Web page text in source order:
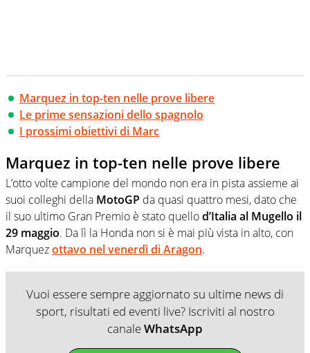
Marquez in top-ten nelle prove libere
Le prime sensazioni dello spagnolo
I prossimi obiettivi di Marc
Marquez in top-ten nelle prove libere
L’otto volte campione del mondo non era in pista assieme ai
suoi colleghi della MotoGP da quasi quattro mesi, dato che
il suo ultimo Gran Premio è stato quellod’Italia al Mugello il
29 maggio. Da lì la Honda non si è mai più vista in alto, con
Marquezottavo nel venerdì di Aragon.
Vuoi essere sempre aggiornato su ultime news di
sport, risultati ed eventi live? Iscriviti al nostro
canaleWhatsApp